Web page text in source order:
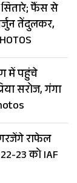
फैंस से
तेंदुलकर,
में पहुंचे
सरोज, गंगा
राफेल
23 को IAF